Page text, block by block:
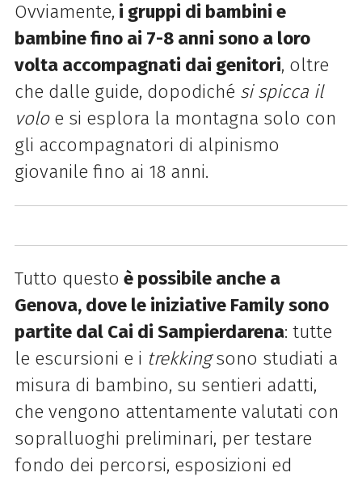
Ovviamente, i gruppi di bambini e
bambine fino ai 7-8 anni sono a loro
volta accompagnati dai genitori, oltre
che dalle guide, dopodiché si spicca il
voloe si esplora la montagna solo con
gli accompagnatori di alpinismo
giovanile fino ai 18 anni.
Tutto questo è possibile anche a
Genova, dove le iniziative Family sono
partite dal Cai di Sampierdarena: tutte
le escursioni e i trekkingsono studiati a
misura di bambino, su sentieri adatti,
che vengono attentamente valutati con
sopralluoghi preliminari, per testare
fondo dei percorsi, esposizioni ed